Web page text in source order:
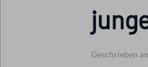
Geschrieben